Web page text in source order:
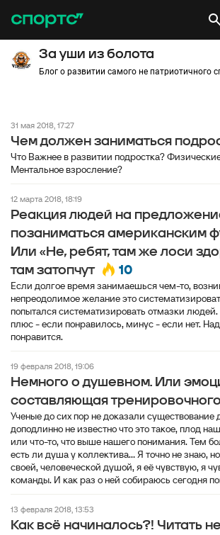
За уши из болота
Блог о развитии самого не патриотичного
31 мая 2018, 17:27
Чем должен заниматься
Что Важнее в развитии подростка?
Ментальное взросление?
12 марта 2018, 18:19
Реакция людей на
позаниматься американским
Или «Не, ребят, там же лоси
там затопчут
10
Если долгое время занимаешься чем-то,
непреодолимое желание это
попытался систематизировать отмазки
плюс - если понравилось, минус - если нет.
понравится.
19 февраля 2018, 19:06
Немного о душевном. Или
составляющая
Ученые до сих пор не доказали существование
доподлинно не известно что это такое, плод
или что-то, что выше нашего понимания. Тем
есть ли душа у коллектива... Я точно не знаю,
своей, человеческой душой, я её чувствую, я
команды. И как раз о ней собираюсь сегодня
13 февраля 2018, 13:53
Как всё начиналось?! Читать не